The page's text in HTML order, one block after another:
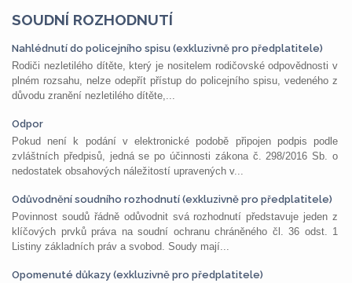
SOUDNÍ ROZHODNUTÍ
Nahlédnutí do policejního spisu (exkluzivně pro předplatitele)
Rodiči nezletilého dítěte, který je nositelem rodičovské odpovědnosti v
plném rozsahu, nelze odepřít přístup do policejního spisu, vedeného z
důvodu zranění nezletilého dítěte,...
Odpor
Pokud není k podání v elektronické podobě připojen podpis podle
zvláštních předpisů, jedná se po účinnosti zákona č. 298/2016 Sb. o
nedostatek obsahových náležitostí upravených v...
Odůvodnění soudního rozhodnutí (exkluzivně pro předplatitele)
Povinnost soudů řádně odůvodnit svá rozhodnutí představuje jeden z
klíčových prvků práva na soudní ochranu chráněného čl. 36 odst. 1
Listiny základních práv a svobod. Soudy mají...
Opomenuté důkazy (exkluzivně pro předplatitele)